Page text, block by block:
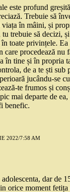
este profund
Trebuie să
în mâini, și
tu trebuie să decizi,
toate privințele. Ea
care procedează nu
în tine și în propria
de a te ști sub
jucându-se
te frumos și
mai departe de ea,
benefic.
2022/7:58 AM
dar de
orice moment fetița